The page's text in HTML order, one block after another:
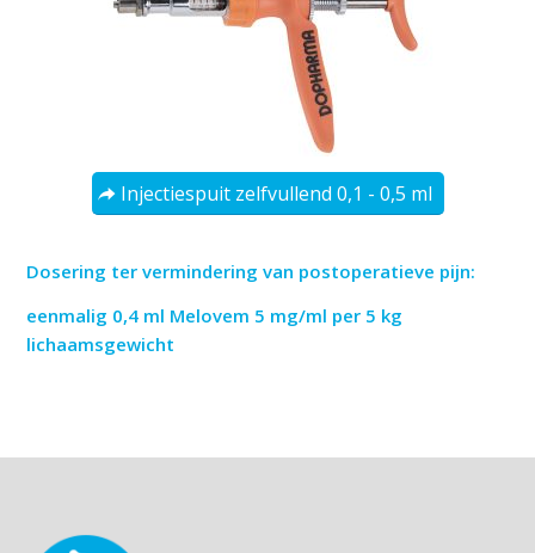
Injectiespuit zelfvullend 0,1 - 0,5 ml
Dosering ter vermindering van postoperatieve pijn:
eenmalig 0,4 ml Melovem 5 mg/ml per 5 kg
lichaamsgewicht